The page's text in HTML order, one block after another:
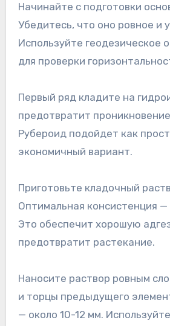
Начинайте с подготовки
Убедитесь, что оно ровное и
Используйте геодезическое
для проверки
Первый ряд кладите на
предотвратит проникновение
Рубероид подойдет как
экономичный вариант.
Приготовьте кладочный
Оптимальная консистенция —
Это обеспечит хорошую
предотвратит растекание.
Наносите раствор ровным
и торцы предыдущего
— около 10-12 мм.